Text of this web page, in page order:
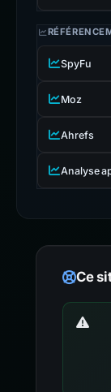
SpyFu
Moz
Ahrefs
Analyse
Ce